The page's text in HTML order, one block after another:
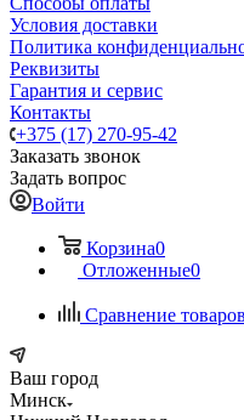
Условия доставки
Политика
Реквизиты
Гарантия и сервис
Контакты
+375 (17) 270-95-42
Заказать звонок
Задать вопрос
Войти
Корзина0
Отложенные0
Сравнение товаров
Ваш город
Минск